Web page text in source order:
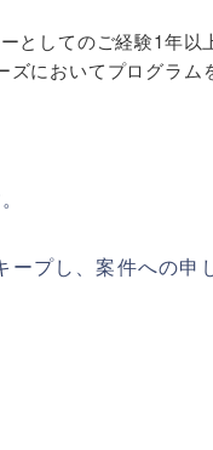
としてのご経験1年以
においてプログラム
プし、案件への申